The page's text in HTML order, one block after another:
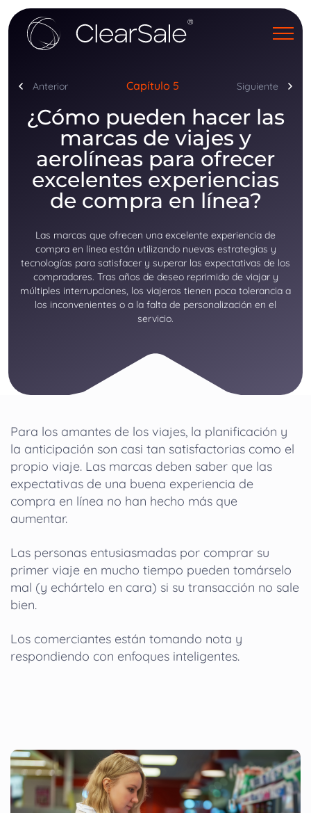
Anterior Capítulo 5 Siguiente
¿Cómo pueden hacer las
marcas de viajes y
aerolíneas para ofrecer
excelentes experiencias
de compra en línea?
Las marcas que ofrecen una excelente experiencia de
compra en línea están utilizando nuevas estrategias y
tecnologías para satisfacer y superar las expectativas de los
compradores. Tras años de deseo reprimido de viajar y
múltiples interrupciones, los viajeros tienen poca tolerancia a
los inconvenientes o a la falta de personalización en el
servicio.
Para los amantes de los viajes, la planificación y
la anticipación son casi tan satisfactorias como el
propio viaje. Las marcas deben saber que las
expectativas de una buena experiencia de
compra en línea no han hecho más que
aumentar.
Las personas entusiasmadas por comprar su
primer viaje en mucho tiempo pueden tomárselo
mal (y echártelo en cara) si su transacción no sale
bien.
Los comerciantes están tomando nota y
respondiendo con enfoques inteligentes.